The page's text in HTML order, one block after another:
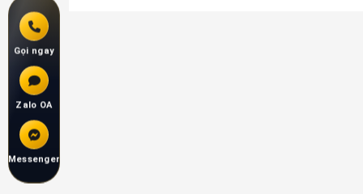
Gọi ngay
Zalo OA
Messenger